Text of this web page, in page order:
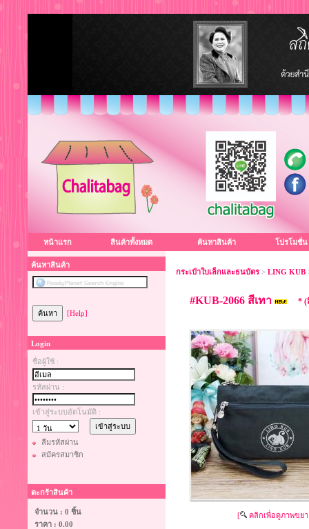
หน้าแรก สินค้าทั้งหมด ค้นหาสินค้า โปรโมชั่น
ค้นหาสินค้า
[Help]
Login
ชื่อผู้ใช้ :
รหัสผ่าน :
เข้าสู่ระบบอัตโนมัติ :
ลืมรหัสผ่าน
สมัครสมาชิก
ตะกร้าสินค้า
จำนวน : 0 ชิ้น
ราคา : 0.00
กระเป๋าใบเล็กและธนบัตร > LING KUB
#KUB-2066 สีเทา * (
[ คลิกเพื่อดูภาพขยา